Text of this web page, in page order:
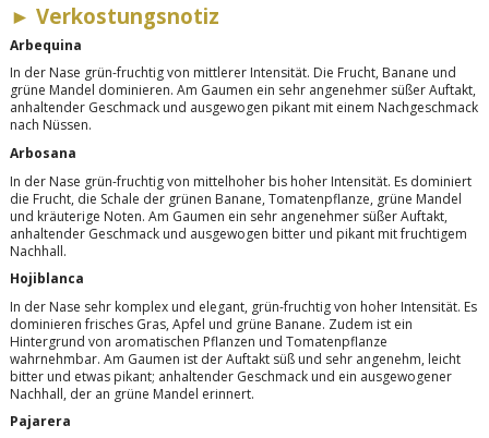
► Verkostungsnotiz
Arbequina
In der Nase grün-fruchtig von mittlerer Intensität. Die Frucht, Banane und
grüne Mandel dominieren. Am Gaumen ein sehr angenehmer süßer Auftakt,
anhaltender Geschmack und ausgewogen pikant mit einem Nachgeschmack
nach Nüssen.
Arbosana
In der Nase grün-fruchtig von mittelhoher bis hoher Intensität. Es dominiert
die Frucht, die Schale der grünen Banane, Tomatenpflanze, grüne Mandel
und kräuterige Noten. Am Gaumen ein sehr angenehmer süßer Auftakt,
anhaltender Geschmack und ausgewogen bitter und pikant mit fruchtigem
Nachhall.
Hojiblanca
In der Nase sehr komplex und elegant, grün-fruchtig von hoher Intensität. Es
dominieren frisches Gras, Apfel und grüne Banane. Zudem ist ein
Hintergrund von aromatischen Pflanzen und Tomatenpflanze
wahrnehmbar. Am Gaumen ist der Auftakt süß und sehr angenehm, leicht
bitter und etwas pikant; anhaltender Geschmack und ein ausgewogener
Nachhall, der an grüne Mandel erinnert.
Pajarera